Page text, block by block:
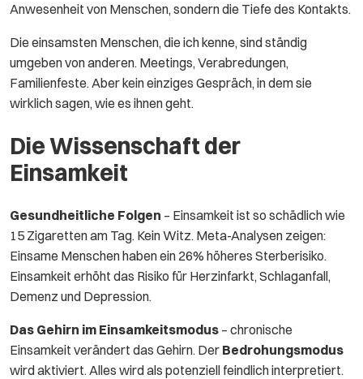
Anwesenheit von Menschen, sondern die Tiefe des Kontakts.
Die einsamsten Menschen, die ich kenne, sind ständig
umgeben von anderen. Meetings, Verabredungen,
Familienfeste. Aber kein einziges Gespräch, in dem sie
wirklich sagen, wie es ihnen geht.
Die Wissenschaft der
Einsamkeit
Gesundheitliche Folgen – Einsamkeit ist so schädlich wie
15 Zigaretten am Tag. Kein Witz. Meta-Analysen zeigen:
Einsame Menschen haben ein 26% höheres Sterberisiko.
Einsamkeit erhöht das Risiko für Herzinfarkt, Schlaganfall,
Demenz und Depression.
Das Gehirn im Einsamkeitsmodus – chronische
Einsamkeit verändert das Gehirn. Der Bedrohungsmodus
wird aktiviert. Alles wird als potenziell feindlich interpretiert.